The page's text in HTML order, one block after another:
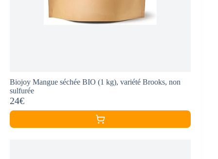
Biojoy Mangue séchée BIO (1 kg), variété Brooks, non
sulfurée
24€